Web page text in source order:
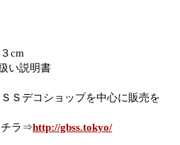
cm
い説明書
Ｓデコショップを中心に販売を
チラ⇒http://gbss.tokyo/